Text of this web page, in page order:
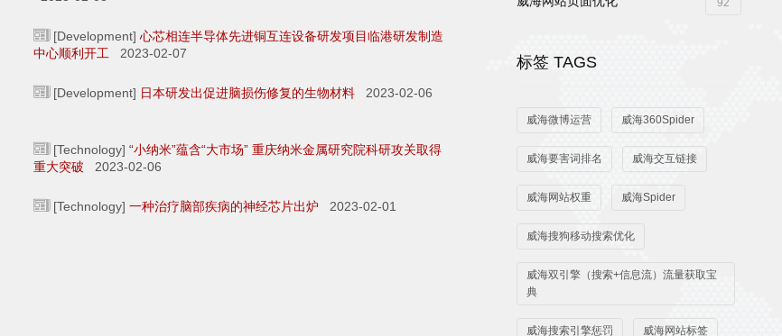
[Development]心芯相连半导体先进铜互连设备研发项目临港研发制造
中心顺利开工 2023-02-07
[Development] 日本研发出促进脑损伤修复的生物材料 2023-02-06
[Technology]“小纳米”蕴含“大市场” 重庆纳米金属研究院科研攻关取得
重大突破 2023-02-06
[Technology]一种治疗脑部疾病的神经芯片出炉 2023-02-01
92
标签 TAGS
威海微博运营 威海360Spider
威海要害词排名 威海交互链接
威海网站权重 威海Spider
威海搜狗移动搜索优化
威海双引擎（搜索+信息流）流量获取宝
典
威海搜索引擎惩罚 威海网站标签